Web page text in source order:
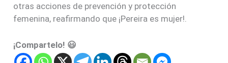
otras acciones de prevención y protección
femenina, reafirmando que ¡Pereira es mujer!.
¡Compartelo! 😃